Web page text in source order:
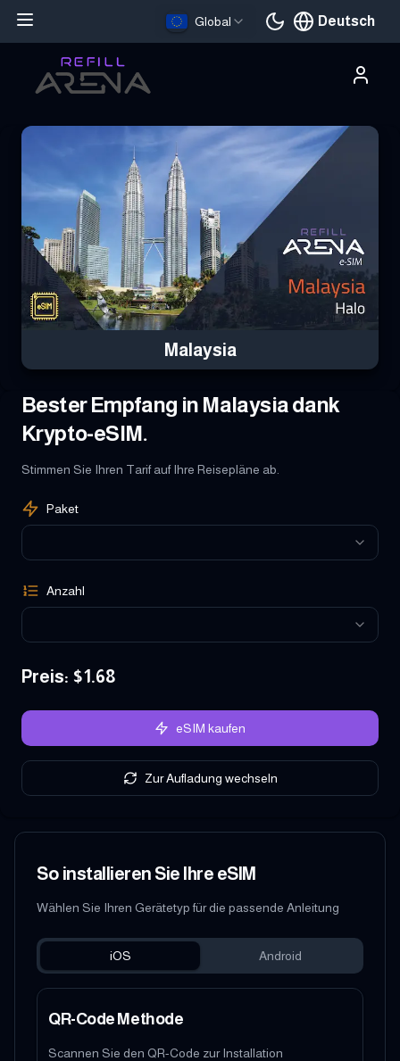
Global Deutsch
Aktuelle Sprache
Malaysia
Bester Empfang in Malaysia dank
Krypto-eSIM.
Stimmen Sie Ihren Tarif auf Ihre Reisepläne ab.
Paket
Anzahl
Preis: $1.68
eSIM kaufen
Zur Aufladung wechseln
So installieren Sie Ihre eSIM
Wählen Sie Ihren Gerätetyp für die passende Anleitung
iOS Android
QR-Code Methode
Scannen Sie den QR-Code zur Installation